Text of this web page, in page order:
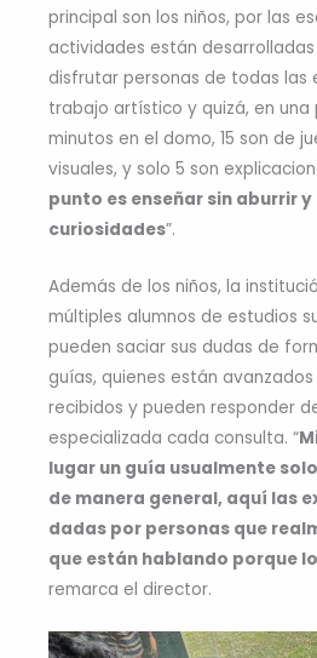
principal son los niños, por las
actividades están
disfrutar personas de todas las
trabajo artístico y quizá, en una
minutos en el domo, 15 son de
visuales, y solo 5 son
punto es enseñar sin aburrir
curiosidades”.
Además de los niños, la
múltiples alumnos de estudios
pueden saciar sus dudas de
guías, quienes están
recibidos y pueden responder
especializada cada consulta. “
lugar un guía usualmente
de manera general, aquí las
dadas por personas que
que están hablando porque
remarca el director.